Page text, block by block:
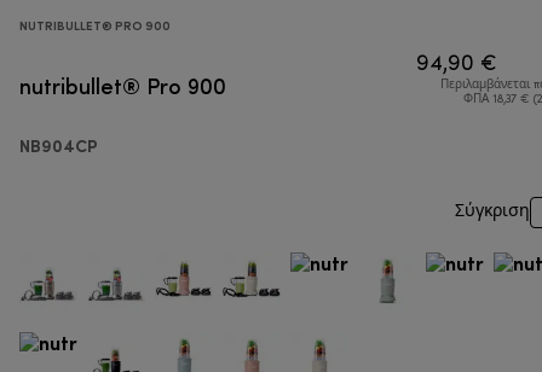
NUTRIBULLET® PRO 900
nutribullet® Pro 900
NB904CP
94,90 €
Περιλαμβάνεται
ΦΠΑ 18,37 €
Σύγκριση